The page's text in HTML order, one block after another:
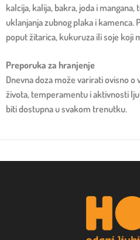
kalcija, kalija, bakra, joda i
uklanjanja zubnog plaka i kamenca.
poput žitarica, kukuruza ili soje koji
Preporuka za hranjenje
Dnevna doza može varirati ovisno
života, temperamentu i aktivnosti
biti dostupna u svakom trenutku.